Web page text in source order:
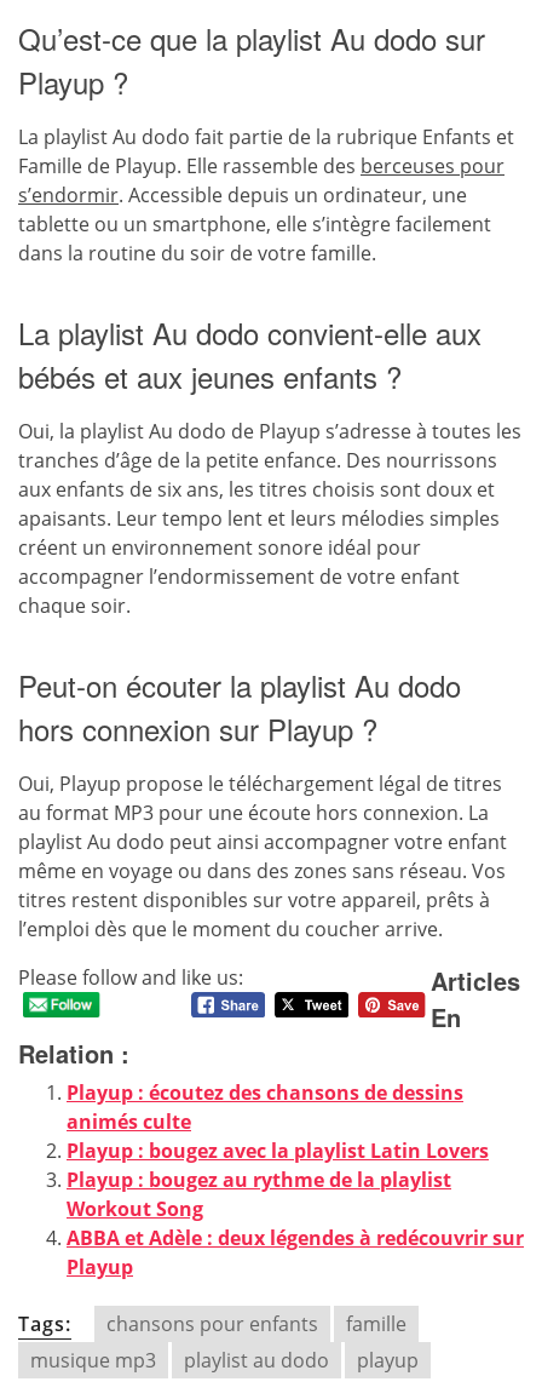
Qu’est-ce que la playlist Au dodo sur
Playup ?
La playlist Au dodo fait partie de la rubrique Enfants et
Famille de Playup. Elle rassemble des berceuses pour
s’endormir. Accessible depuis un ordinateur, une
tablette ou un smartphone, elle s’intègre facilement
dans la routine du soir de votre famille.
La playlist Au dodo convient-elle aux
bébés et aux jeunes enfants ?
Oui, la playlist Au dodo de Playup s’adresse à toutes les
tranches d’âge de la petite enfance. Des nourrissons
aux enfants de six ans, les titres choisis sont doux et
apaisants. Leur tempo lent et leurs mélodies simples
créent un environnement sonore idéal pour
accompagner l’endormissement de votre enfant
chaque soir.
Peut-on écouter la playlist Au dodo
hors connexion sur Playup ?
Oui, Playup propose le téléchargement légal de titres
au format MP3 pour une écoute hors connexion. La
playlist Au dodo peut ainsi accompagner votre enfant
même en voyage ou dans des zones sans réseau. Vos
titres restent disponibles sur votre appareil, prêts à
l’emploi dès que le moment du coucher arrive.
Please follow and like us:
Articles
En
Relation :
Playup : écoutez des chansons de dessins
animés culte
Playup : bougez avec la playlist Latin Lovers
Playup : bougez au rythme de la playlist
Workout Song
ABBA et Adèle : deux légendes à redécouvrir sur
Playup
Tags: chansons pour enfants
famille
musique mp3
playlist au dodo playup